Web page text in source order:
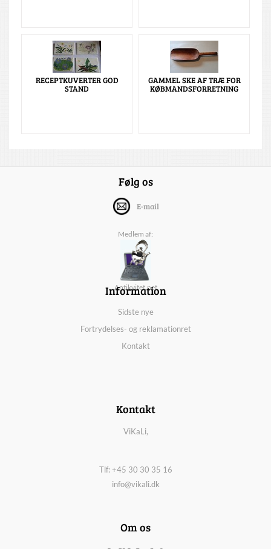
RECEPTKUVERTER GOD
STAND
GAMMEL SKE AF TRÆ FOR
KØBMANDSFORRETNING
Følg os
E-mail
Medlem af:
Antikvitet.net
Information
Sidste nye
Fortrydelses- og reklamationret
Kontakt
Kontakt
ViKaLi,
Tlf: +45 30 30 35 16
info@vikali.dk
Om os